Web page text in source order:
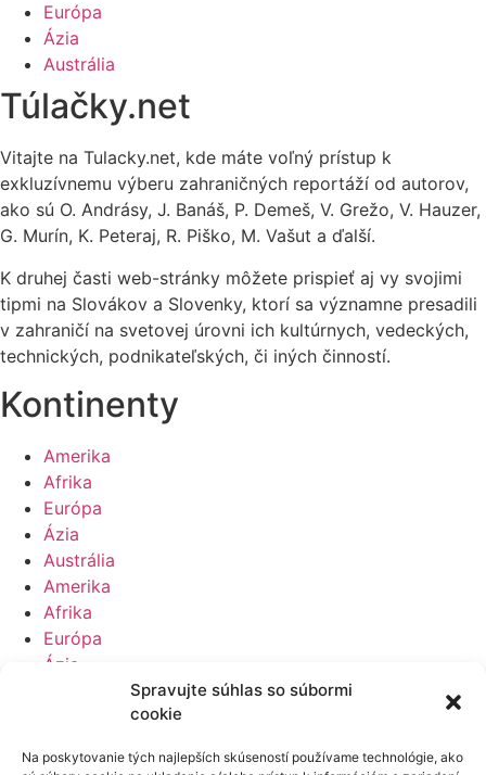
Spravujte súhlas so súbormi
cookie
Na poskytovanie tých najlepších skúseností používame technológie, ako
Európa
Ázia
Austrália
Túlačky.net
Vitajte na Tulacky.net, kde máte voľný prístup k
exkluzívnemu výberu zahraničných reportáží od autorov,
ako sú O. Andrásy, J. Banáš, P. Demeš, V. Grežo, V. Hauzer,
G. Murín, K. Peteraj, R. Piško, M. Vašut a ďalší.
K druhej časti web-stránky môžete prispieť aj vy svojimi
tipmi na Slovákov a Slovenky, ktorí sa významne presadili
v zahraničí na svetovej úrovni ich kultúrnych, vedeckých,
technických, podnikateľských, či iných činností.
Kontinenty
Amerika
Afrika
Európa
Ázia
Austrália
Amerika
Afrika
Európa
Ázia
Ďalšie projekty autora